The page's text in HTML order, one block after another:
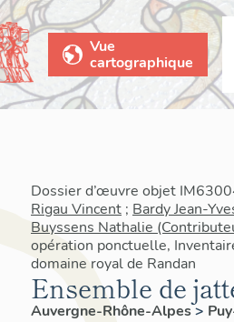
Vue
cartographique
Dossier d’œuvre objet
Rigau Vincent ; Bardy Jean-
Buyssens Nathalie
opération ponctuelle,
domaine royal de Randan
Ensemble de
Auvergne-Rhône-Alpes>